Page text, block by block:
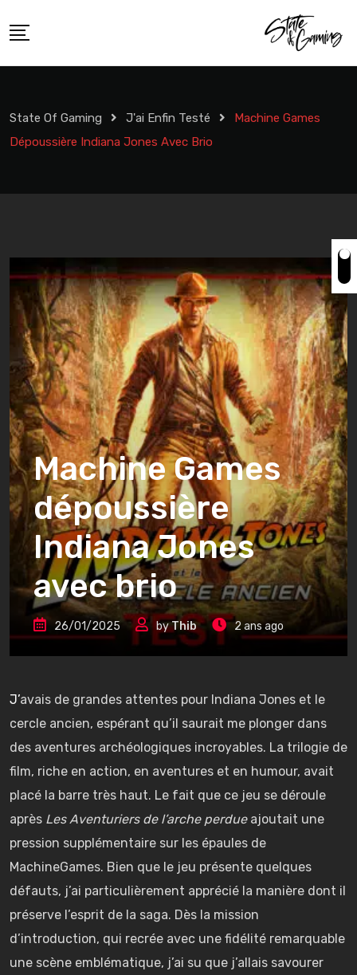
to
State Of Gaming J'ai Enfin Testé
Machine Games
Dépoussière Indiana Jones Avec Brio
Machine Games
dépoussière
Indiana Jones
avec brio
26/01/2025 byThib 2 ans ago
J’avais de grandes attentes pour Indiana Jones et le
cercle ancien, espérant qu’il saurait me plonger dans
des aventures archéologiques incroyables. La trilogie de
film, riche en action, en aventures et en humour, avait
placé la barre très haut. Le fait que ce jeu se déroule
après Les Aventuriers de l’arche perdueajoutait une
pression supplémentaire sur les épaules de
MachineGames. Bien que le jeu présente quelques
défauts, j’ai particulièrement apprécié la manière dont il
préserve l’esprit de la saga. Dès la mission
d’introduction, qui recrée avec une fidélité remarquable
une scène emblématique, j’ai su que j’allais savourer